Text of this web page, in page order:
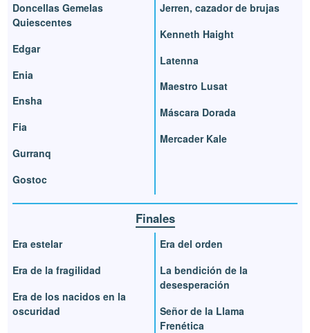
Doncellas Gemelas
Quiescentes
Edgar
Enia
Ensha
Fia
Gurranq
Gostoc
Jerren, cazador de brujas
Kenneth Haight
Latenna
Maestro Lusat
Máscara Dorada
Mercader Kale
Finales
Era estelar
Era de la fragilidad
Era de los nacidos en la
oscuridad
Era del orden
La bendición de la
desesperación
Señor de la Llama
Frenética